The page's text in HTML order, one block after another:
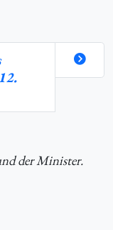
der Minister.